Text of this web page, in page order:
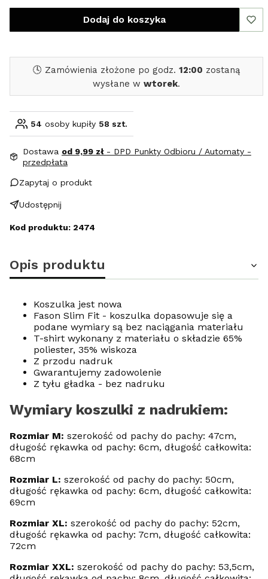
Dodaj do koszyka
🕓 Zamówienia złożone po godz. 12:00 zostaną
wysłane w wtorek.
54 osoby kupiły 58 szt.
Dostawa od 9,99 zł - DPD Punkty Odbioru / Automaty -
przedpłata
Zapytaj o produkt
Udostępnij
Kod produktu: 2474
Opis produktu
Koszulka jest nowa
Fason Slim Fit - koszulka dopasowuje się a
podane wymiary są bez naciągania materiału
T-shirt wykonany z materiału o składzie 65%
poliester, 35% wiskoza
Z przodu nadruk
Gwarantujemy zadowolenie
Z tyłu gładka - bez nadruku
Wymiary koszulki z nadrukiem:
Rozmiar M: szerokość od pachy do pachy: 47cm,
długość rękawka od pachy: 6cm, długość całkowita:
68cm
Rozmiar L: szerokość od pachy do pachy: 50cm,
długość rękawka od pachy: 6cm, długość całkowita:
69cm
Rozmiar XL: szerokość od pachy do pachy: 52cm,
długość rękawka od pachy: 7cm, długość całkowita:
72cm
Rozmiar XXL: szerokość od pachy do pachy: 53,5cm,